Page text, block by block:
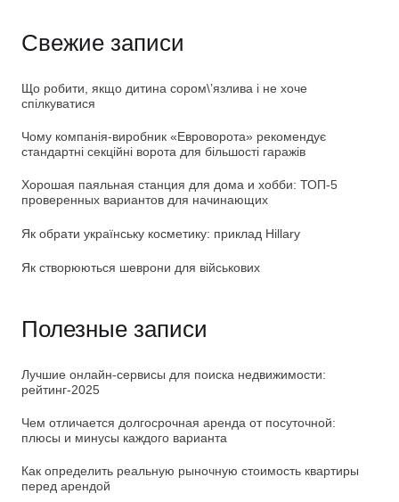
Свежие записи
Що робити, якщо дитина сором\’язлива і не хоче
спілкуватися
Чому компанія-виробник «Евроворота» рекомендує
стандартні секційні ворота для більшості гаражів
Хорошая паяльная станция для дома и хобби: ТОП-5
проверенных вариантов для начинающих
Як обрати українську косметику: приклад Hillary
Як створюються шеврони для військових
Полезные записи
Лучшие онлайн-сервисы для поиска недвижимости:
рейтинг-2025
Чем отличается долгосрочная аренда от посуточной:
плюсы и минусы каждого варианта
Как определить реальную рыночную стоимость квартиры
перед арендой